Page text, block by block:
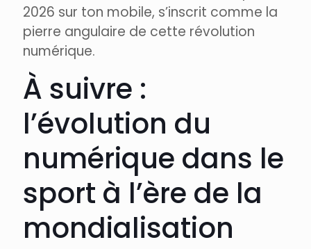
2026 sur ton mobile, s’inscrit comme la
pierre angulaire de cette révolution
numérique.
À suivre :
l’évolution du
numérique dans le
sport à l’ère de la
mondialisation